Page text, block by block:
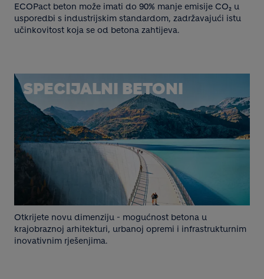
ECOPact beton može imati do 90% manje emisije CO₂ u
usporedbi s industrijskim standardom, zadržavajući istu
učinkovitost koja se od betona zahtijeva.
SPECIJALNI BETONI
Otkrijete novu dimenziju - mogućnost betona u
krajobraznoj arhitekturi, urbanoj opremi i infrastrukturnim
inovativnim rješenjima.